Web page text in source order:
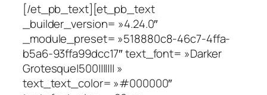
[/et_pb_text][et_pb_text
_builder_version= »4.24.0″
_module_preset= »518880c8-46c7-4ffa-
b5a6-93ffa99dcc17″ text_font= »Darker
Grotesque|500||||||| »
text_text_color= »#000000″